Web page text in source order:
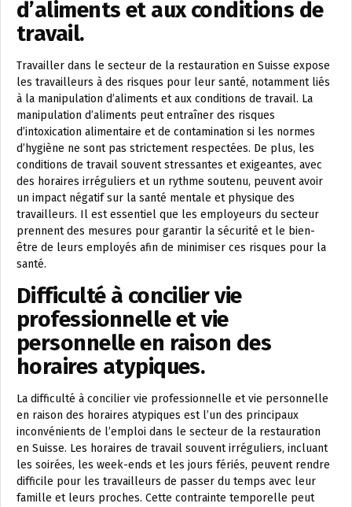
d’aliments et aux conditions de
travail.
Travailler dans le secteur de la restauration en Suisse expose
les travailleurs à des risques pour leur santé, notamment liés
à la manipulation d’aliments et aux conditions de travail. La
manipulation d’aliments peut entraîner des risques
d’intoxication alimentaire et de contamination si les normes
d’hygiène ne sont pas strictement respectées. De plus, les
conditions de travail souvent stressantes et exigeantes, avec
des horaires irréguliers et un rythme soutenu, peuvent avoir
un impact négatif sur la santé mentale et physique des
travailleurs. Il est essentiel que les employeurs du secteur
prennent des mesures pour garantir la sécurité et le bien-
être de leurs employés afin de minimiser ces risques pour la
santé.
Difficulté à concilier vie
professionnelle et vie
personnelle en raison des
horaires atypiques.
La difficulté à concilier vie professionnelle et vie personnelle
en raison des horaires atypiques est l’un des principaux
inconvénients de l’emploi dans le secteur de la restauration
en Suisse. Les horaires de travail souvent irréguliers, incluant
les soirées, les week-ends et les jours fériés, peuvent rendre
difficile pour les travailleurs de passer du temps avec leur
famille et leurs proches. Cette contrainte temporelle peut